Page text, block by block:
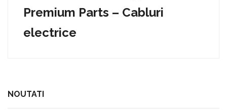
Premium Parts – Cabluri
electrice
NOUTATI